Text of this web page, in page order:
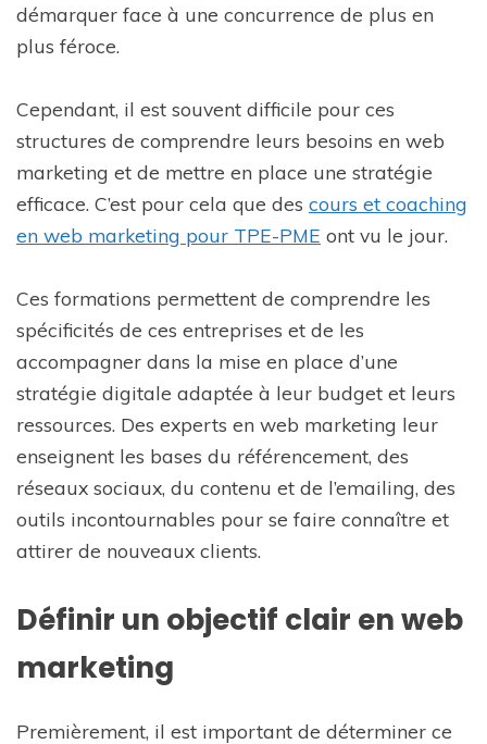
démarquer face à une concurrence de plus en
plus féroce.
Cependant, il est souvent difficile pour ces
structures de comprendre leurs besoins en web
marketing et de mettre en place une stratégie
efficace. C’est pour cela que des cours et coaching
en web marketing pour TPE-PME ont vu le jour.
Ces formations permettent de comprendre les
spécificités de ces entreprises et de les
accompagner dans la mise en place d’une
stratégie digitale adaptée à leur budget et leurs
ressources. Des experts en web marketing leur
enseignent les bases du référencement, des
réseaux sociaux, du contenu et de l’emailing, des
outils incontournables pour se faire connaître et
attirer de nouveaux clients.
Définir un objectif clair en web
marketing
Premièrement, il est important de déterminer ce